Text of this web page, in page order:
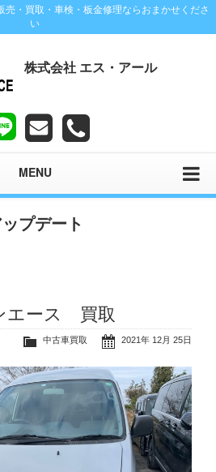
・買取・車検・板金修理ならおまかせくださ
い
株式会社 エス・アール
MENU
プデート
エース 買取
2021年 12月 25日
中古車買取